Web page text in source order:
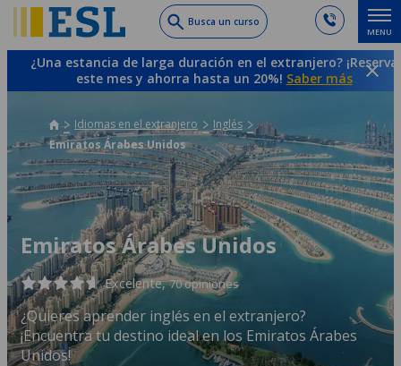
to
main
content
Busca un curso
MENU
¿Una estancia de larga duración en el extranjero? ¡Reserva
este mes y ahorra hasta un 20%! Saber más
Idiomas en el extranjero
Inglés
Emiratos Árabes Unidos
Emiratos Árabes Unidos
Excelente,70 opiniones
¿Quieres aprender inglés en el extranjero?
¡Encuentra tu destino ideal en los Emiratos Árabes
Unidos!